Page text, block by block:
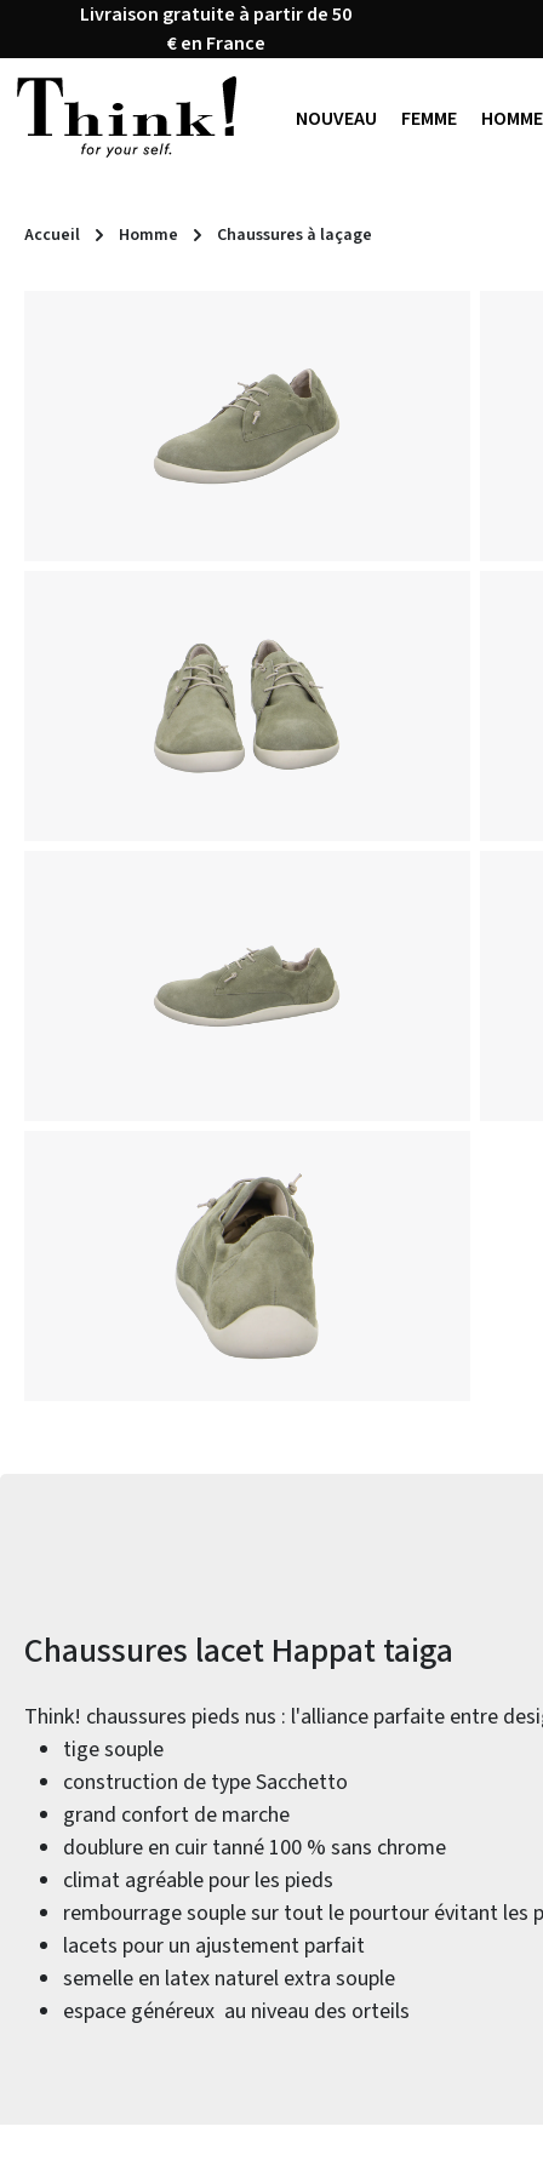
au contenu principal
Passer à la recherche
Passer à la navigation principale
Livraison gratuite à partir de 50
€ en France
NOUVEAU FEMME HOMME
Accueil Homme Chaussures à laçage
Informations sur le produit
Chaussures lacet Happat taiga
Think! chaussures pieds nus : l'alliance parfaite entre
tige souple
construction de type Sacchetto
grand confort de marche
doublure en cuir tanné 100 % sans chrome
climat agréable pour les pieds
rembourrage souple sur tout le pourtour évitant les
lacets pour un ajustement parfait
semelle en latex naturel extra souple
espace généreux au niveau des orteils